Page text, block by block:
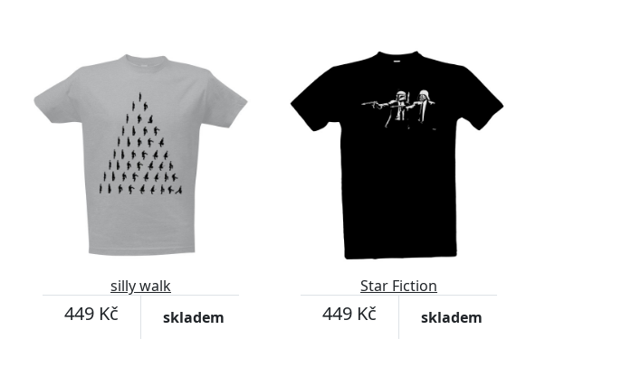
silly walk
449 Kč skladem
Star Fiction
449 Kč skladem